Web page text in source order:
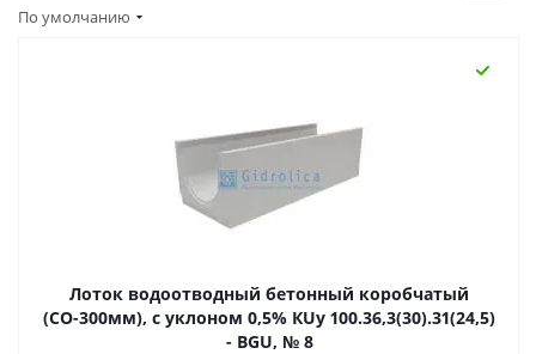
По умолчанию
Лоток водоотводный бетонный коробчатый
(СО-300мм), с уклоном 0,5% КUу 100.36,3(30).31(24,5)
- BGU, № 8